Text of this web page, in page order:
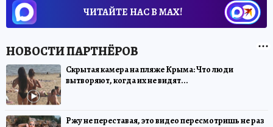
ЧИТАЙТЕ НАС В МАХ!
Скрытая камера на пляже Крыма: Что люди
вытворяют, когда их не видят...
Ржу не переставая, это видео пересмотришь не раз